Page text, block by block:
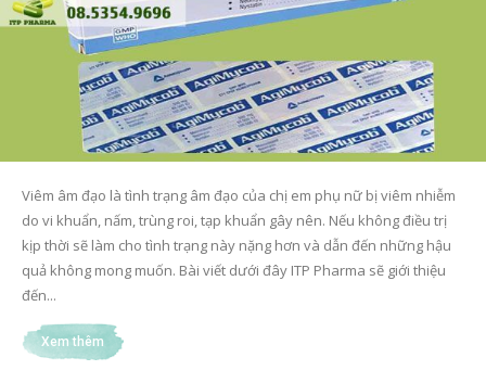
Viêm âm đạo là tình trạng âm đạo của chị em phụ nữ bị viêm nhiễm
do vi khuẩn, nấm, trùng roi, tạp khuẩn gây nên. Nếu không điều trị
kịp thời sẽ làm cho tình trạng này nặng hơn và dẫn đến những hậu
quả không mong muốn. Bài viết dưới đây ITP Pharma sẽ giới thiệu
đến...
Xem thêm